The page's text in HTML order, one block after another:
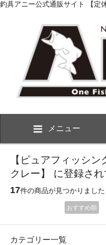
釣具アニー公式通販サイト 【定
メニュー
【ピュアフィッシ
クレー】 に登録さ
17件の商品が見つかりました
おすすめ順
カテゴリー一覧